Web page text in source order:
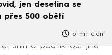
jen desetina se
přes 500 obětí
6 min čtení
sníh či podniknout jiné